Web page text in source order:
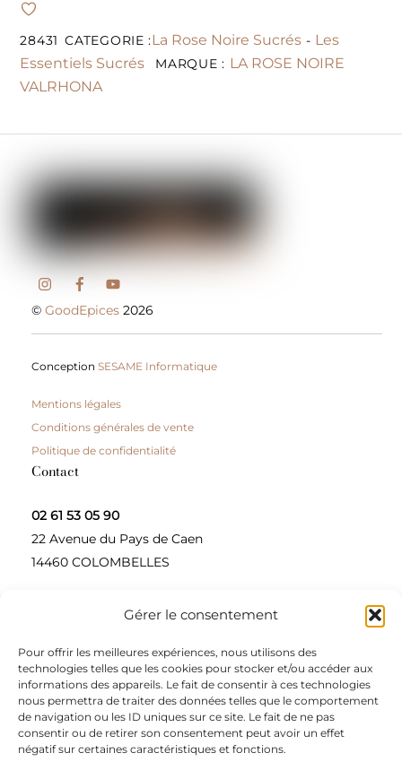
Gérer le consentement
Pour offrir les meilleures expériences, nous utilisons des
technologies telles que les cookies pour stocker et/ou accéder aux
informations des appareils. Le fait de consentir à ces technologies
nous permettra de traiter des données telles que le comportement
de navigation ou les ID uniques sur ce site. Le fait de ne pas
consentir ou de retirer son consentement peut avoir un effet
négatif sur certaines caractéristiques et fonctions.
28431 CATEGORIE :La Rose Noire Sucrés - Les
Essentiels Sucrés
MARQUE : LA ROSE NOIRE
VALRHONA
©GoodEpices 2026
ConceptionSESAME Informatique
Mentions légales
Conditions générales de vente
Politique de confidentialité
Contact
02 61 53 05 90
22 Avenue du Pays de Caen
14460 COLOMBELLES
Contactez-nous
A propos
Une entreprise à taille humaine, concepteur et
fournisseur de produits alimentaires et d’épices pour
les restaurateurs, dont le siège social est à Colombelles